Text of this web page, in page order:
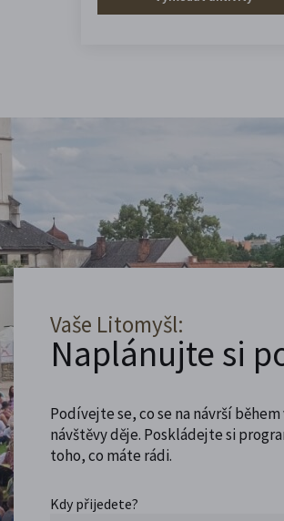
Vaše Litomyšl:
Naplánujte si
Podívejte se, co se na návrší během
návštěvy děje. Poskládejte si
toho, co máte rádi.
Kdy přijedete?